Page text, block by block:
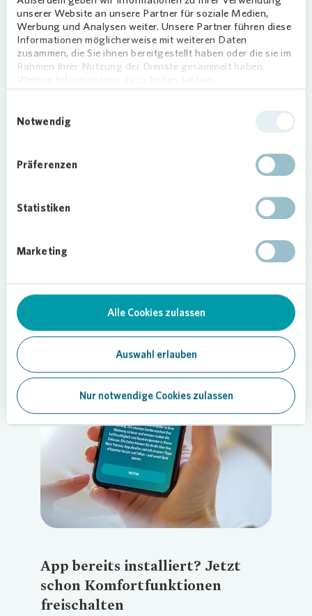
unserer Website an unsere Partner für soziale Medien,
Werbung und Analysen weiter. Unsere Partner führen diese
Informationen möglicherweise mit weiteren Daten
zusammen, die Sie ihnen bereitgestellt haben oder die sie im
Rahmen Ihrer Nutzung der Dienste gesammelt haben.
Notwendig
Präferenzen
Statistiken
Marketing
Alle Cookies zulassen
Auswahl erlauben
Nur notwendige Cookies zulassen
Geldbeutel schonen.
Wichtig:Der Multisensor Plus wird
standardmäßig so installiert, dass keine
lokale Speicherung und Übertragung der
Funktion beim Einbau, sodass Sie die
Loading...
App bereits installiert? Jetzt
schon Komfortfunktionen
freischalten